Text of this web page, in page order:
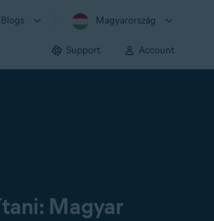
Blogs Magyarország
Support Account
Magyar